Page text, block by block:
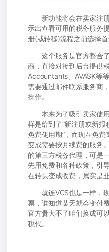
新功能将会在卖家注册
示出查看可用的税务服务
册(或转移)流程之前选择首
这个服务是官方整合了
商，直接对接到后台提供
Accountants、AVASK等
需要通过邮件联系服务商
操作。
本来为了吸引卖家使用
样是给到了“新注册或新报
免费使用期”，而现在免费
变成需要按月续费的服务
的第三方税务代理，可是
先用免费和各种政策，引
在转头变成收费，属实是
就连VCS也是一样，现
票，谁知道某天就会变付
官方贵大不了咱们换成可
税代。